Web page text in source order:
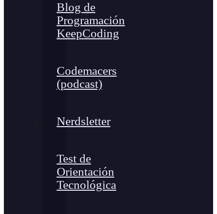
Blog de
Programación
KeepCoding
Codemacers
(podcast)
Nerdsletter
Test de
Orientación
Tecnológica